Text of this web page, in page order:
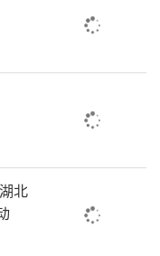
小学校长深耕
体战略规划中，
金钥匙工程发
物资募集、全
全知识科普传
步拓张。
正集团营销总
北